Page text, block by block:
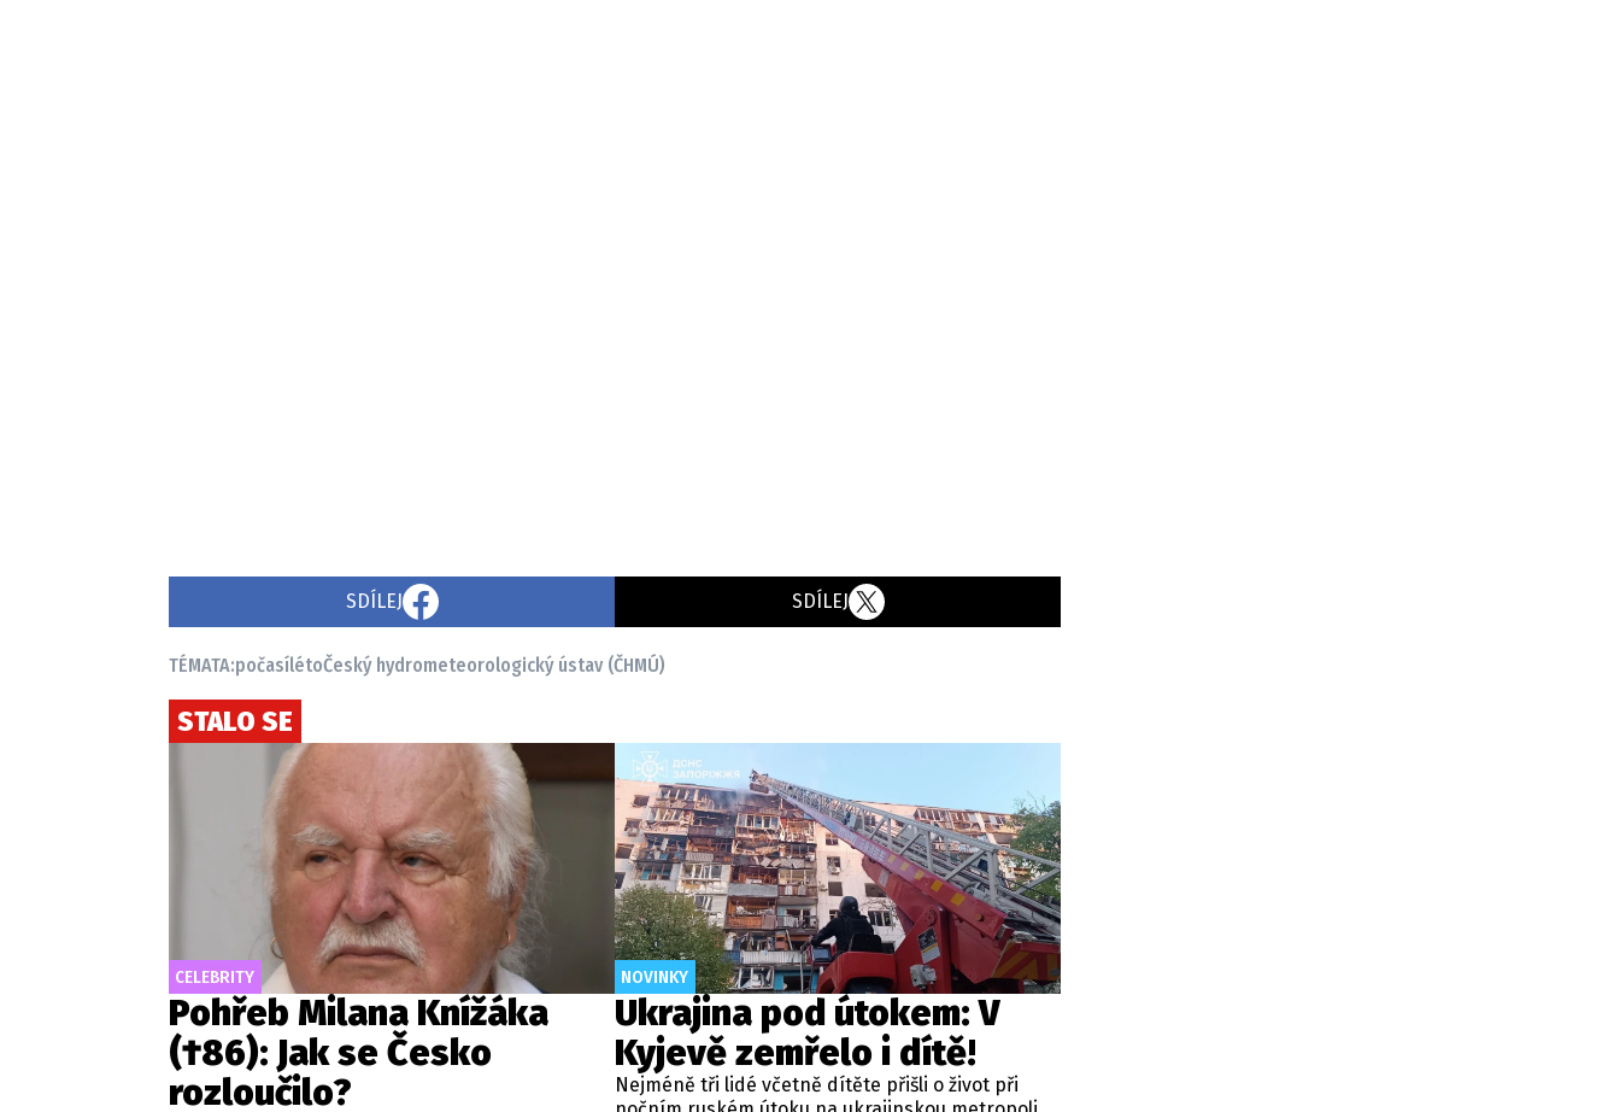
SDÍLEJ SDÍLEJ
TÉMATA:počasílétoČeský hydrometeorologický ústav (ČHMÚ)
STALO SE
CELEBRITY
Pohřeb Milana Knížáka
(†86): Jak se Česko
rozloučilo?
NOVINKY
Ukrajina pod útokem: V
Kyjevě zemřelo i dítě!
Nejméně tři lidé včetně dítěte přišli o život při